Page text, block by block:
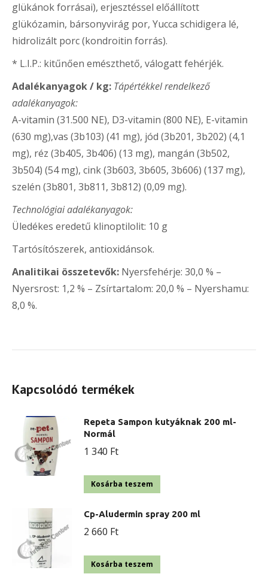
glükánok forrásai), erjesztéssel előállított
glükózamin, bársonyvirág por, Yucca schidigera lé,
hidrolizált porc (kondroitin forrás).
* L.I.P.: kitűnően emészthető, válogatt fehérjék.
Adalékanyagok / kg: Tápértékkel rendelkező
adalékanyagok:
A-vitamin (31.500 NE), D3-vitamin (800 NE), E-vitamin
(630 mg),vas (3b103) (41 mg), jód (3b201, 3b202) (4,1
mg), réz (3b405, 3b406) (13 mg), mangán (3b502,
3b504) (54 mg), cink (3b603, 3b605, 3b606) (137 mg),
szelén (3b801, 3b811, 3b812) (0,09 mg).
Technológiai adalékanyagok:
Üledékes eredetű klinoptilolit: 10 g
Tartósítószerek, antioxidánsok.
Analitikai összetevők: Nyersfehérje: 30,0 % –
Nyersrost: 1,2 % – Zsírtartalom: 20,0 % – Nyershamu:
8,0 %.
Kapcsolódó termékek
Repeta Sampon kutyáknak 200 ml-
Normál
1 340 Ft
Kosárba teszem
Cp-Aludermin spray 200 ml
2 660 Ft
Kosárba teszem